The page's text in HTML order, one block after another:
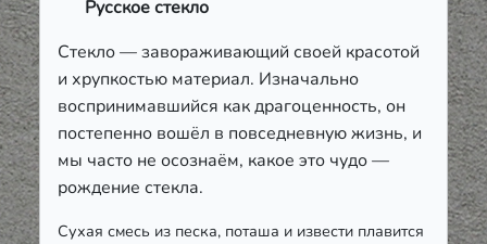
Русское стекло
Стекло — завораживающий своей красотой
и хрупкостью материал. Изначально
воспринимавшийся как драгоценность, он
постепенно вошёл в повседневную жизнь, и
мы часто не осознаём, какое это чудо —
рождение стекла.
Сухая смесь из песка, поташа и извести плавится